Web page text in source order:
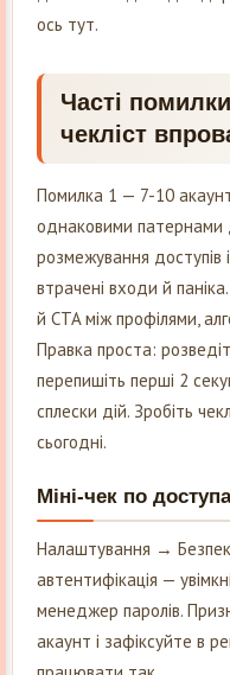
ось тут.
Часті
чекліст
Помилка 1 — 7-10
однаковими патернами
розмежування доступів
втрачені входи й
й CTA між профілями,
Правка проста:
перепишіть перші 2
сплески дій. Зробіть
сьогодні.
Міні-чек по
Налаштування →
автентифікація —
менеджер паролів.
акаунт і зафіксуйте в